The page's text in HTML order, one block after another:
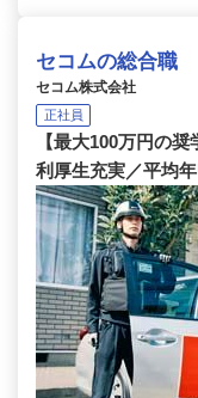
セコムの総合職
セコム株式会社
正社員
【最大100万円の
利厚生充実／平均